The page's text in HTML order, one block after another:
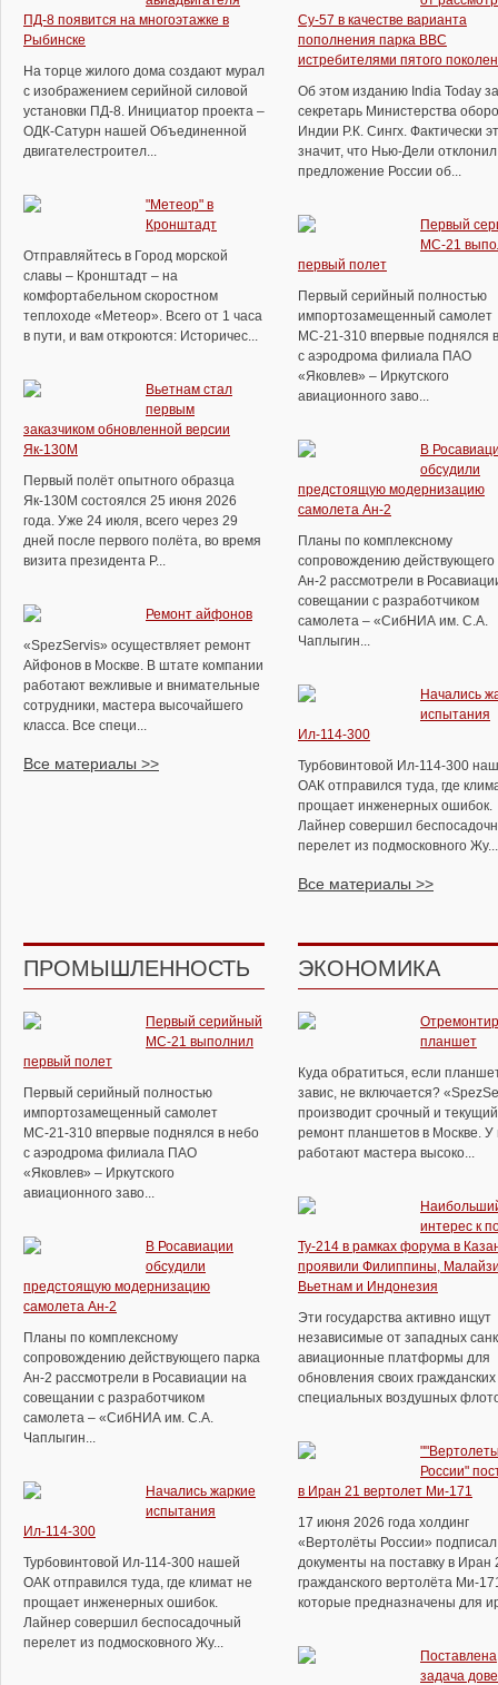
ПД-8 появится на многоэтажке в
Рыбинске
На торце жилого дома создают мурал
с изображением серийной силовой
установки ПД-8. Инициатор проекта –
ОДК-Сатурн нашей Объединенной
двигателестроител...
"Метеор" в
Кронштадт
Отправляйтесь в Город морской
славы – Кронштадт – на
комфортабельном скоростном
теплоходе «Метеор». Всего от 1 часа
в пути, и вам откроются: Историчес...
Вьетнам стал
первым
заказчиком обновленной версии
Як-130М
Первый полёт опытного образца
Як-130М состоялся 25 июня 2026
года. Уже 24 июля, всего через 29
дней после первого полёта, во время
визита президента Р...
Ремонт айфонов
«SpezServis» осуществляет ремонт
Айфонов в Москве. В штате компании
работают вежливые и внимательные
сотрудники, мастера высочайшего
класса. Все специ...
Все материалы >>
Су-57 в качестве варианта
пополнения парка ВВС
истребителями пятого
Об этом изданию India Today
секретарь Министерства
Индии Р.К. Сингх. Фактически
значит, что Нью-Дели отклонил
предложение России об...
Первый
МС-21
первый полет
Первый серийный полностью
импортозамещенный самолет
МС-21-310 впервые поднялся
с аэродрома филиала ПАО
«Яковлев» – Иркутского
авиационного заво...
В
обсудили
предстоящую модернизацию
самолета Ан-2
Планы по комплексному
сопровождению действующего
Ан-2 рассмотрели в
совещании с разработчиком
самолета – «СибНИА им. С.А.
Чаплыгин...
Начались
испытания
Ил-114-300
Турбовинтовой Ил-114-300
ОАК отправился туда, где
прощает инженерных ошибок.
Лайнер совершил
перелет из подмосковного Жу...
Все материалы >>
ПРОМЫШЛЕННОСТЬ
Первый серийный
МС-21 выполнил
первый полет
Первый серийный полностью
импортозамещенный самолет
МС-21-310 впервые поднялся в небо
с аэродрома филиала ПАО
«Яковлев» – Иркутского
авиационного заво...
В Росавиации
обсудили
предстоящую модернизацию
самолета Ан-2
Планы по комплексному
сопровождению действующего парка
Ан-2 рассмотрели в Росавиации на
совещании с разработчиком
самолета – «СибНИА им. С.А.
Чаплыгин...
Начались жаркие
испытания
Ил-114-300
Турбовинтовой Ил-114-300 нашей
ОАК отправился туда, где климат не
прощает инженерных ошибок.
Лайнер совершил беспосадочный
перелет из подмосковного Жу...
ЭКОНОМИКА
планшет
Куда обратиться, если
завис, не включается?
производит срочный и текущий
ремонт планшетов в Москве. У
работают мастера высоко...
интерес к
Ту-214 в рамках форума в
проявили Филиппины,
Вьетнам и Индонезия
Эти государства активно ищут
независимые от западных
авиационные платформы для
обновления своих
специальных воздушных
России"
в Иран 21 вертолет Ми-171
17 июня 2026 года холдинг
«Вертолёты России» подписал
документы на поставку в Иран
гражданского вертолёта Ми-
которые предназначены для
Поставлена
задача